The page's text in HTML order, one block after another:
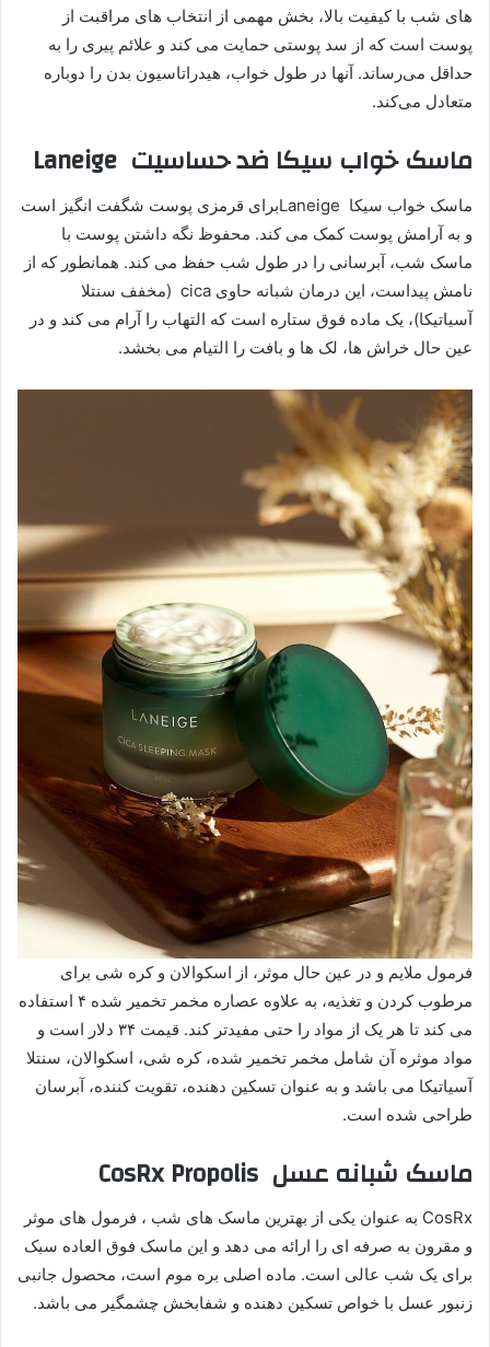
های شب با کیفیت بالا، بخش مهمی از انتخاب های مراقبت از
پوست است که از سد پوستی حمایت می ‌کند و علائم پیری را به
حداقل می‌رساند. آنها در طول خواب، هیدراتاسیون بدن را دوباره
متعادل می‌کند.
ماسک خواب سیکا ضد حساسیت Laneige
ماسک خواب سیکا Laneigeبرای قرمزی پوست شگفت انگیز است
و به آرامش پوست کمک می کند. محفوظ نگه داشتن پوست با
ماسک شب، آبرسانی را در طول شب حفظ می کند. همانطور که از
نامش پیداست، این درمان شبانه حاوی cica (مخفف سنتلا
آسیاتیکا)، یک ماده فوق ستاره است که التهاب را آرام می کند و در
عین حال خراش ها، لک ها و بافت را التیام می بخشد.
فرمول ملایم و در عین حال موثر، از اسکوالان و کره شی برای
مرطوب کردن و تغذیه، به علاوه عصاره مخمر تخمیر شده ۴ استفاده
می کند تا هر یک از مواد را حتی مفیدتر کند. قیمت ۳۴ دلار است و
مواد موثره آن شامل مخمر تخمیر شده، کره شی، اسکوالان، سنتلا
آسیاتیکا می باشد و به عنوان تسکین دهنده، تقویت کننده، آبرسان
طراحی شده است.
ماسک شبانه عسل CosRx Propolis
CosRx به عنوان یکی از بهترین ماسک های شب ، فرمول های موثر
و مقرون به صرفه ای را ارائه می دهد و این ماسک فوق العاده سبک
برای یک شب عالی است. ماده اصلی بره موم است، محصول جانبی
زنبور عسل با خواص تسکین دهنده و شفابخش چشمگیر می باشد.